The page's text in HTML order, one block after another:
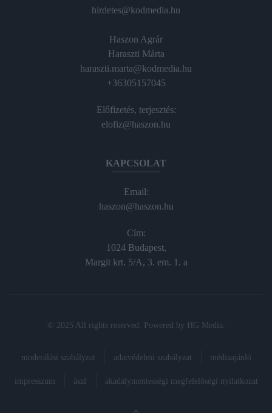
hirdetes@kodmedia.hu
Haszon Agrár
Haraszti Márta
haraszti.marta@kodmedia.hu
+36305157045
Előfizetés, terjesztés:
elofiz@haszon.hu
KAPCSOLAT
Email:
haszon@haszon.hu
Cím:
1024 Budapest,
Margit krt. 5/A, 3. em. 1. a
© 2025 All rights reserved. Powered by HG Media
moderálási szabályzat adatvédelmi szabályzat médiaajánló
impresszum ászf akadálymentességi megfelelőségi nyilatkozat